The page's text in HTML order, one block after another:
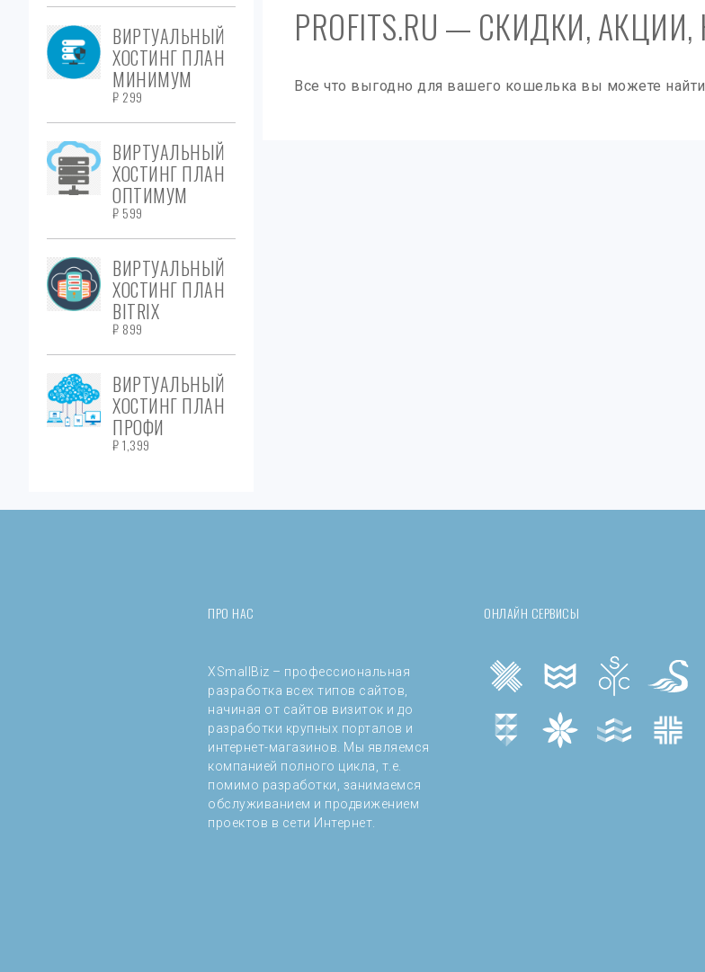
ВИРТУАЛЬНЫЙ
ХОСТИНГ ПЛАН
МИНИМУМ
₽ 299
ВИРТУАЛЬНЫЙ
ХОСТИНГ ПЛАН
ОПТИМУМ
₽ 599
ВИРТУАЛЬНЫЙ
ХОСТИНГ ПЛАН
BITRIX
₽ 899
ВИРТУАЛЬНЫЙ
ХОСТИНГ ПЛАН
ПРОФИ
₽1,399
PROFITS.RU — СКИДКИ,
Все что выгодно для вашего кошелька вы можете
ПРО НАС
XSmallBiz – профессиональная
разработка всех типов сайтов,
начиная от сайтов визиток и до
разработки крупных порталов и
интернет-магазинов. Мы являемся
компанией полного цикла, т.е.
помимо разработки, занимаемся
обслуживанием и продвижением
проектов в сети Интернет.
ОНЛАЙН СЕРВИСЫ